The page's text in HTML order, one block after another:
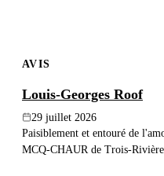
AVIS
Louis-Georges Roof
29 juillet 2026
Paisiblement et entouré de
MCQ-CHAUR de Trois-